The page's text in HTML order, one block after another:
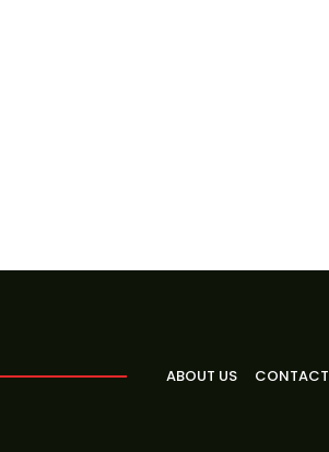
ABOUT US CONTACT